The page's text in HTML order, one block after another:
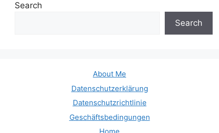
Search
Search
About Me
Datenschutzerklärung
Datenschutzrichtlinie
Geschäftsbedingungen